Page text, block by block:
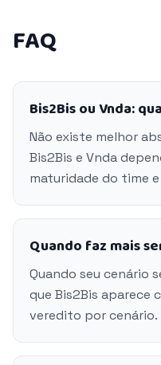
FAQ
Bis2Bis ou Vnda:
Não existe melhor
Bis2Bis e Vnda
maturidade do time
Quando faz mais
Quando seu cenário
que Bis2Bis aparece
veredito por cenário.